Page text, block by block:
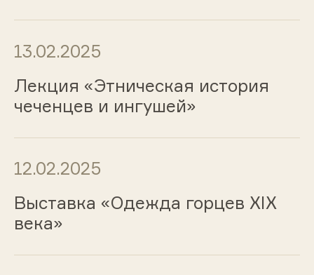
13.02.2025
Лекция «Этническая история
чеченцев и ингушей»
12.02.2025
Выставка «Одежда горцев ХIХ
века»